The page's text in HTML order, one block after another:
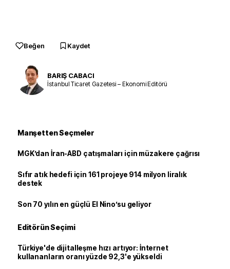
Beğen Kaydet
BARIŞ CABACI
İstanbul Ticaret Gazetesi – Ekonomi Editörü
Manşetten Seçmeler
MGK’dan İran-ABD çatışmaları için müzakere çağrısı
Sıfır atık hedefi için 161 projeye 914 milyon liralık
destek
Son 70 yılın en güçlü El Nino’su geliyor
Editörün Seçimi
Türkiye'de dijitalleşme hızı artıyor: İnternet
kullananların oranı yüzde 92,3'e yükseldi